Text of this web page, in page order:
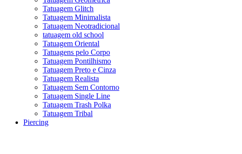
Tatuagem Glitch
Tatuagem Minimalista
Tatuagem Neotradicional
tatuagem old school
Tatuagem Oriental
Tatuagens pelo Corpo
Tatuagem Pontilhismo
Tatuagem Preto e Cinza
Tatuagem Realista
Tatuagem Sem Contorno
Tatuagem Single Line
Tatuagem Trash Polka
Tatuagem Tribal
Piercing